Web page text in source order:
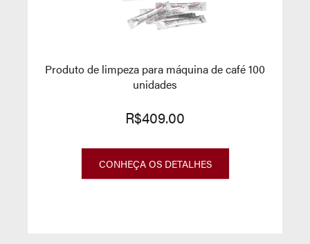
Produto de limpeza para máquina de café 100
unidades
R$409.00
CONHEÇA OS DETALHES